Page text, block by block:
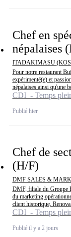
Chef en
népalaises
ITADAKIMASU
Pour notre restaurant
expérimenté(e) et
népalaises ainsi qu'une
CDI - Temps
Publié hier
Chef de
(H/F)
DMF SALES &
DMF, filiale du Groupe
du marketing
client historique, Renova
CDI - Temps
Publié il y a 2 jours